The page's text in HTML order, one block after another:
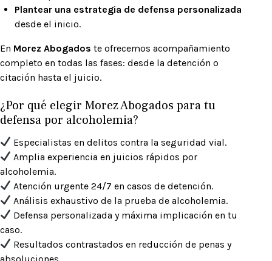
Plantear una estrategia de defensa personalizada
desde el inicio.
En Morez Abogados te ofrecemos acompañamiento
completo en todas las fases: desde la detención o
citación hasta el juicio.
¿Por qué elegir Morez Abogados para tu
defensa por alcoholemia?
Especialistas en delitos contra la seguridad vial.
Amplia experiencia en juicios rápidos por
alcoholemia.
Atención urgente 24/7 en casos de detención.
Análisis exhaustivo de la prueba de alcoholemia.
Defensa personalizada y máxima implicación en tu
caso.
Resultados contrastados en reducción de penas y
absoluciones.